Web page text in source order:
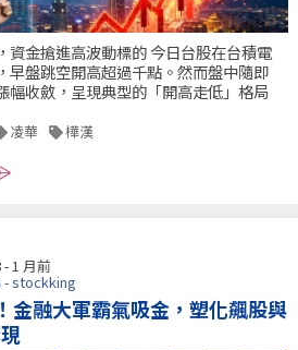
資金搶進高波動標的 今日台股在台積電
早盤跳空開高超過千點。然而盤中隨即
幅收斂，呈現典型的「開高走低」格局
凌華 樺漢
1 月前
- stockking
金融大軍霸氣吸金，塑化飆股與